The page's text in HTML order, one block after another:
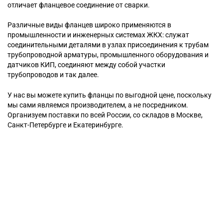
отличает фланцевое соединение от сварки.
Различные виды фланцев широко применяются в
промышленности и инженерных системах ЖКХ: служат
соединительными деталями в узлах присоединения к трубам
трубопроводной арматуры, промышленного оборудования и
датчиков КИП, соединяют между собой участки
трубопроводов и так далее.
У нас вы можете купить фланцы по выгодной цене, поскольку
мы сами являемся производителем, а не посредником.
Организуем поставки по всей России, со складов в Москве,
Санкт-Петербурге и Екатеринбурге.